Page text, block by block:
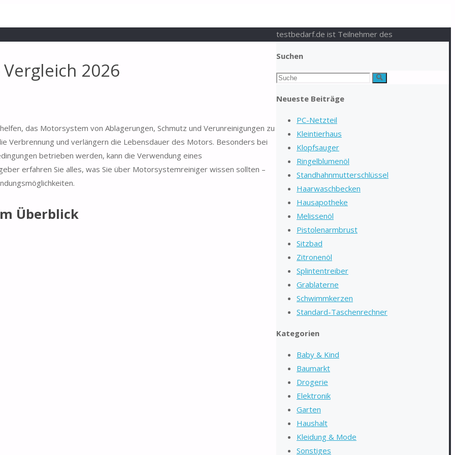
2026
das Motorsystem von Ablagerungen, Schmutz und Verunreinigungen zu
Verbrennung und verlängern die Lebensdauer des Motors. Besonders bei
betrieben werden, kann die Verwendung eines
erfahren Sie alles, was Sie über Motorsystemreiniger wissen sollten –
Überblick
Suchen
Suchen
Suche
Neueste Beiträge
PC-Netzteil
Kleintierhaus
Klopfsauger
Ringelblumenöl
Standhahnmutterschlüssel
Haarwaschbecken
Hausapotheke
Melissenöl
Pistolenarmbrust
Sitzbad
Zitronenöl
Splintentreiber
Grablaterne
Schwimmkerzen
Standard-Taschenrechner
Kategorien
Baby & Kind
Baumarkt
Drogerie
Elektronik
Garten
Haushalt
Kleidung & Mode
Sonstiges
testbedarf.de ist Teilnehmer des